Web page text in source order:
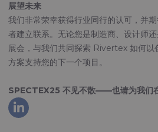
展望未来
我们非常荣幸获得行业同行的认可，并
者建立联系。无论您是制造商、设计师
展会，与我们共同探索 Rivertex 如何以
方案支持您的下一个项目。
SPECTEX25 不见不散——也请为我们